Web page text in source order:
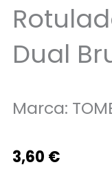
Dual
Marca:
3,60 €